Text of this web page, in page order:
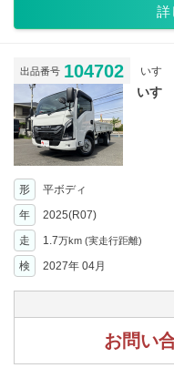
詳
出品番号 104702 いすゞ
いす
形 平ボディ
年
2025(R07)
走 1.7万km (実走行距離)
検
2027年 04月
お問い